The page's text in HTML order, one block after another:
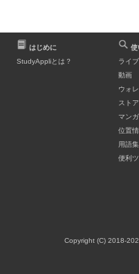
はじめに
StudyAppliとは？
使
ライ
動画
ウォ
ストア
マンガ
位置
用語集
便利
Copyright (C) 2018-